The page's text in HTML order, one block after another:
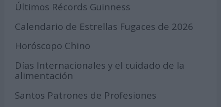
Últimos Récords Guinness
Calendario de Estrellas Fugaces de 2026
Horóscopo Chino
Días Internacionales y el cuidado de la
alimentación
Santos Patrones de Profesiones